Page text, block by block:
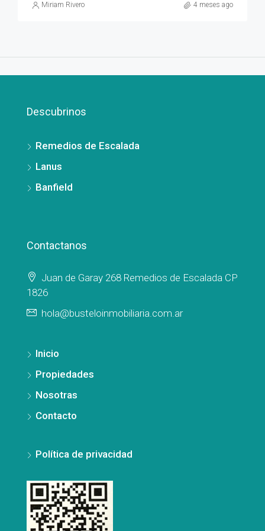
Miriam Rivero 4 meses ago
Descubrinos
Remedios de Escalada
Lanus
Banfield
Contactanos
Juan de Garay 268 Remedios de Escalada CP
1826
hola@busteloinmobiliaria.com.ar
Inicio
Propiedades
Nosotras
Contacto
Política de privacidad